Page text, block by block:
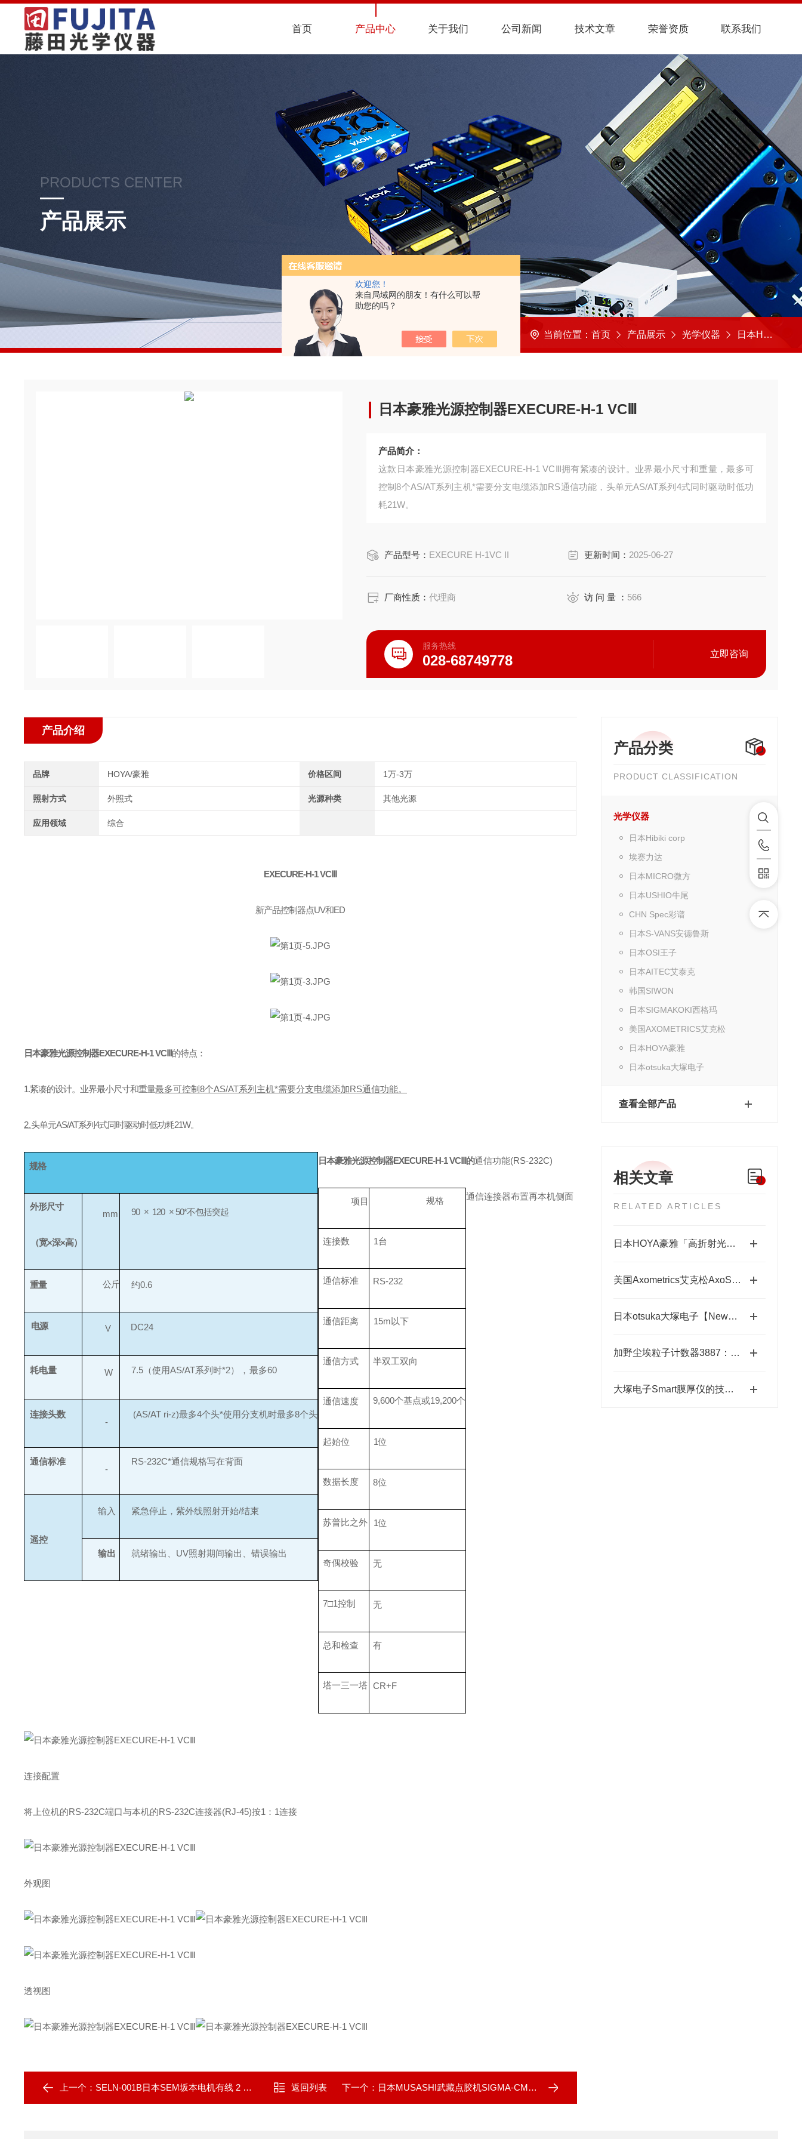
欢迎您！
来自局域网的朋友！有什么可以帮
助您的吗？
首页 产品中心 关于我们 公司新闻 技术文章 荣誉资质 联系我们
PRODUCTS CENTER
产品展示
当前位置： 首页 产品展示 光学仪器 日本HOYA豪雅
日本豪雅光源控制器EXECURE-H-1 VCⅢ
产品简介：
这款日本豪雅光源控制器EXECURE-H-1 VCⅢ拥有紧凑的设计。业界最小尺寸和重量，最多可
控制8个AS/AT系列主机*需要分支电缆添加RS通信功能，头单元AS/AT系列4式同时驱动时低功
耗21W。
产品型号： EXECURE H-1VC II 更新时间： 2025-06-27
厂商性质：代理商 访 问 量 ： 566
服务热线
028-68749778 立即咨询
产品分类
PRODUCT CLASSIFICATION
光学仪器
日本Hibiki corp
埃赛力达
日本MICRO微方
日本USHIO牛尾
CHN Spec彩谱
日本S-VANS安德鲁斯
日本OSI王子
日本AITEC艾泰克
韩国SIWON
日本SIGMAKOKI西格玛
美国AXOMETRICS艾克松
日本HOYA豪雅
日本otsuka大塚电子
查看全部产品
相关文章
RELATED ARTICLES
日本HOYA豪雅「高折射光学引擎」—2.0超高清折射率-总代理藤田光学
美国Axometrics艾克松AxoScan穆勒矩阵/旋光仪
日本otsuka大塚电子【New】RETS-100nx相位差测量装置
加野尘埃粒子计数器3887：洁净环境中的“微观哨兵”与洁净度“审计官”
大塚电子Smart膜厚仪的技术特点与应用优势
产品介绍
品牌 HOYA/豪雅 价格区间 1万-3万
照射方式 外照式 光源种类 其他光源
应用领域 综合
EXECURE-H-1 VCⅢ
新产品控制器点UV和ED
日本豪雅光源控制器EXECURE-H-1 VCⅢ的特点：
1.紧凑的设计。业界最小尺寸和重量最多可控制8个AS/AT系列主机*需要分支电缆添加RS通信功能。
2.头单元AS/AT系列4式同时驱动时低功耗21W。
规格
外形尺寸
（宽×深×高）
mm 90 × 120 × 50*不包括突起
重量 公斤 约0.6
电源 V DC24
耗电量 W 7.5（使用AS/AT系列时*2）， 最多60
连接头数
-
(AS/AT ri-z)最多4个头*使用分支机时最多8个头
通信标准
-
RS-232C*通信规格写在背面
遥控
输入 紧急停止，紫外线照射开始/结束
输出 就绪输出、 UV照射期间输出、错误输出
日本豪雅光源控制器EXECURE-H-1 VCⅢ的通信功能(RS-232C)
项目 规格
连接数 1台
通信标准 RS-232
通信距离 15m以下
通信方式 半双工双向
通信速度 9,600个基点或19,200个
起始位 1位
数据长度 8位
苏普比之外 1位
奇偶校验 无
7□1控制 无
总和检查 有
塔一三一塔 CR+F
通信连接器布置再本机侧面
连接配置
将上位机的RS-232C端口与本机的RS-232C连接器(RJ-45)按1：1连接
外观图
透视图
上一个： SELN-001B日本SEM坂本电机有线 2 轴精密数字水平仪 返回列表 下一个： 日本MUSASHI武藏点胶机SIGMA-CM3-CTR-V5